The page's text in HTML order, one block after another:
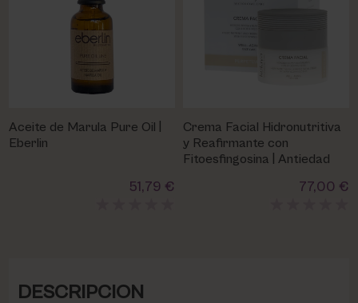
Aceite de Marula Pure Oil |
Eberlin
51,79 €
Crema Facial Hidronutritiva
y Reafirmante con
Fitoesfingosina | Antiedad
77,00 €
DESCRIPCION